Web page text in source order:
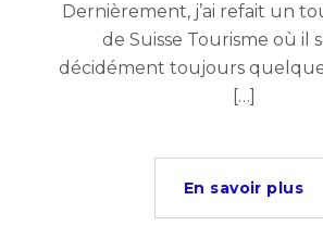
Dernièrement, j’ai refait un
de Suisse Tourisme où il
décidément toujours
[…]
En savoir plus